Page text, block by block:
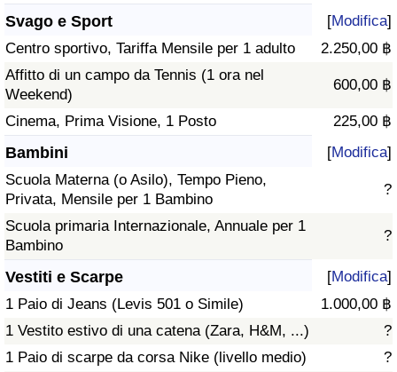
Svago e Sport [Modifica]
Centro sportivo, Tariffa Mensile per 1 adulto
2.250,00 ฿
Affitto di un campo da Tennis (1 ora nel
Weekend)
600,00 ฿
Cinema, Prima Visione, 1 Posto 225,00 ฿
Bambini [Modifica]
Scuola Materna (o Asilo), Tempo Pieno,
Privata, Mensile per 1 Bambino
?
Scuola primaria Internazionale, Annuale per 1
Bambino
?
Vestiti e Scarpe [Modifica]
1 Paio di Jeans (Levis 501 o Simile)
1.000,00 ฿
1 Vestito estivo di una catena (Zara, H&M, ...)
?
1 Paio di scarpe da corsa Nike (livello medio)
?